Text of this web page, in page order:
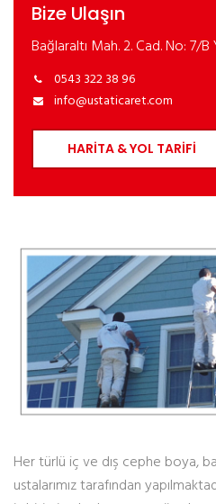
Bize Ulaşın
Bağlaraltı Mah. 2. Cad. No: 7/B
0543 322 38 96
info@ustaticaret.com
HARİTA & YOL TARİFİ
Her türlü iç ve dış cephe boya,
ustalarımız tarafından